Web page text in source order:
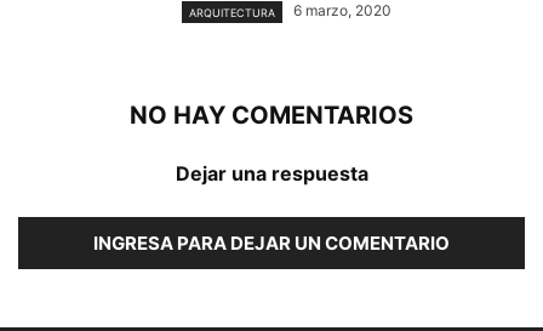
ARQUITECTURA 6 marzo, 2020
NO HAY COMENTARIOS
Dejar una respuesta
INGRESA PARA DEJAR UN COMENTARIO